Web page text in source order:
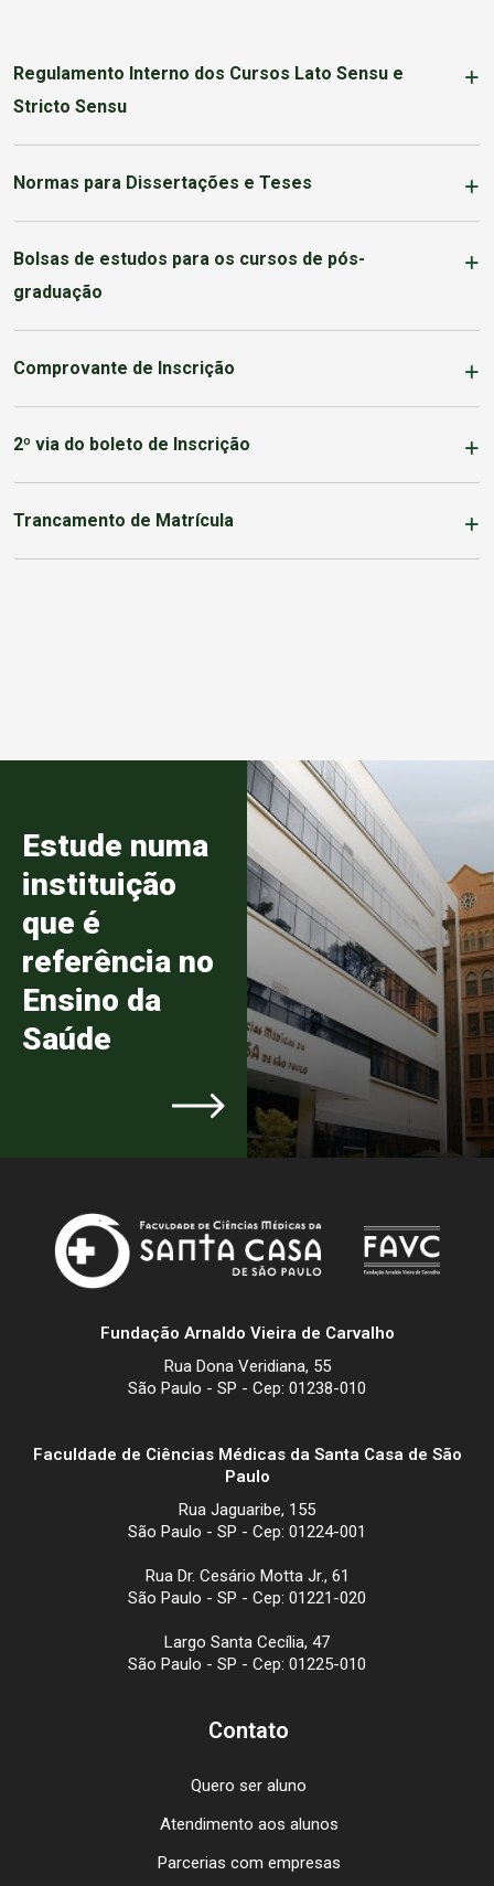
Regulamento Interno dos Cursos Lato Sensu e
Stricto Sensu
Normas para Dissertações e Teses
Bolsas de estudos para os cursos de pós-
graduação
Comprovante de Inscrição
2º via do boleto de Inscrição
Trancamento de Matrícula
Estude numa
instituição
que é
referência no
Ensino da
Saúde
Fundação Arnaldo Vieira de Carvalho
Rua Dona Veridiana, 55
São Paulo - SP - Cep: 01238-010
Faculdade de Ciências Médicas da Santa Casa de São
Paulo
Rua Jaguaribe, 155
São Paulo - SP - Cep: 01224-001
Rua Dr. Cesário Motta Jr., 61
São Paulo - SP - Cep: 01221-020
Largo Santa Cecília, 47
São Paulo - SP - Cep: 01225-010
Contato
Quero ser aluno
Atendimento aos alunos
Parcerias com empresas